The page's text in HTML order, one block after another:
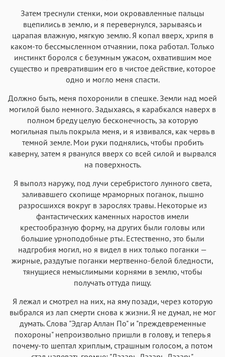
Затем треснули стенки, мои окровавленные пальцы
вцепились в землю, и я перевернулся, зарываясь и
царапая влажную, мягкую землю. Я копал вверх, хрипя в
каком-то бессмысленном отчаянии, пока работал. Только
инстинкт боролся с безумным ужасом, охватившим мое
существо и превратившим его в чистое действие, которое
одно и могло меня спасти.
Должно быть, меня похоронили в спешке. Земли над моей
могилой было немного. Задыхаясь, я карабкался наверх в
полном бреду целую бесконечность, за которую
могильная пыль покрыла меня, и я извивался, как червь в
темной земле. Мои руки поднялись, чтобы пробить
каверну, затем я рванулся вверх со всей силой и вырвался
на поверхность.
Я выполз наружу, под лучи серебристого лунного света,
заливавшего скопище мраморных поганок, пышно
разросшихся вокруг в зарослях травы. Некоторые из
фантастических каменных наростов имели
крестообразную форму, на других были головы или
большие урноподобные рты. Естественно, это были
надгробия могил, но я видел в них только поганки —
жирные, раздутые поганки мертвенно-белой бледности,
тянущиеся немыслимыми корнями в землю, чтобы
получать оттуда пищу.
Я лежал и смотрел на них, на яму позади, через которую
выбрался из лап смерти снова к жизни. Я не думал, не мог
думать. Слова "Эдгар Аллан По" и "преждевременные
похороны" непроизвольно пришли в голову, и теперь я
почему-то шептал хриплым, страшным голосом, а потом